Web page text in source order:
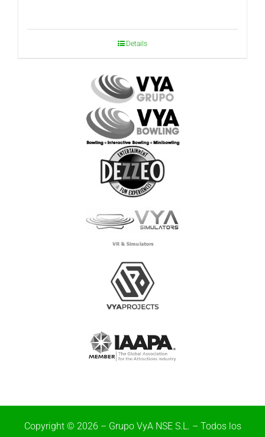
Details
Copyright © 2026 – Grupo VyA NSE S.L. – Todos los